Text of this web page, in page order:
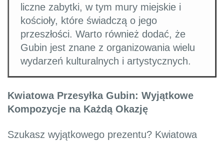
liczne zabytki, w tym mury miejskie i
kościoły, które świadczą o jego
przeszłości. Warto również dodać, że
Gubin jest znane z organizowania wielu
wydarzeń kulturalnych i artystycznych.
Kwiatowa Przesyłka Gubin: Wyjątkowe
Kompozycje na Każdą Okazję
Szukasz wyjątkowego prezentu? Kwiatowa